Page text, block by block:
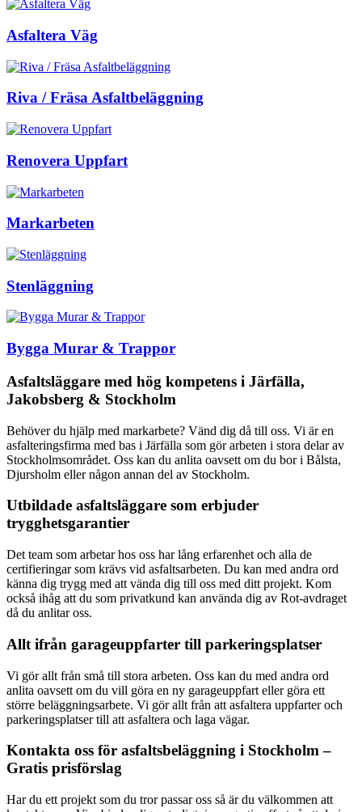
Asfaltera Väg
Riva / Fräsa Asfaltbeläggning
Renovera Uppfart
Markarbeten
Stenläggning
Bygga Murar & Trappor
Asfaltsläggare med hög kompetens i Järfälla,
Jakobsberg & Stockholm
Behöver du hjälp med markarbete? Vänd dig då till oss. Vi är en
asfalteringsfirma med bas i Järfälla som gör arbeten i stora delar av
Stockholmsområdet. Oss kan du anlita oavsett om du bor i Bålsta,
Djursholm eller någon annan del av Stockholm.
Utbildade asfaltsläggare som erbjuder
trygghetsgarantier
Det team som arbetar hos oss har lång erfarenhet och alla de
certifieringar som krävs vid asfaltsarbeten. Du kan med andra ord
känna dig trygg med att vända dig till oss med ditt projekt. Kom
också ihåg att du som privatkund kan använda dig av Rot-avdraget
då du anlitar oss.
Allt ifrån garageuppfarter till parkeringsplatser
Vi gör allt från små till stora arbeten. Oss kan du med andra ord
anlita oavsett om du vill göra en ny garageuppfart eller göra ett
större beläggningsarbete. Vi gör allt från att asfaltera uppfarter och
parkeringsplatser till att asfaltera och laga vägar.
Kontakta oss för asfaltsbeläggning i Stockholm –
Gratis prisförslag
Har du ett projekt som du tror passar oss så är du välkommen att